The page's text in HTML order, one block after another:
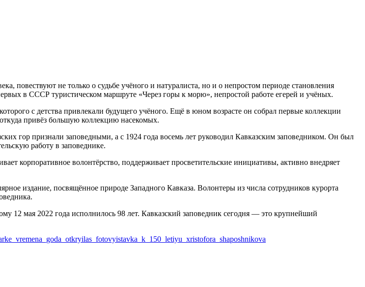
повествуют не только о судьбе учёного и натуралиста, но и о непростом периоде становления
в СССР туристическом маршруте «Через горы к морю», непростой работе егерей и учёных.
с детства привлекали будущего учёного. Ещё в юном возрасте он собрал первые коллекции
привёз большую коллекцию насекомых.
гор признали заповедными, а с 1924 года восемь лет руководил Кавказским заповедником. Он был
работу в заповеднике.
корпоративное волонтёрство, поддерживает просветительские инициативы, активно внедряет
издание, посвящённое природе Западного Кавказа. Волонтеры из числа сотрудников курорта
12 мая 2022 года исполнилось 98 лет. Кавказский заповедник сегодня — это крупнейший